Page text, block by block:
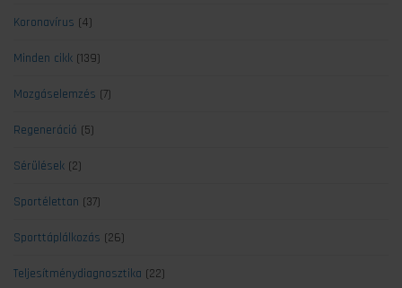
Koronavírus (4)
Minden cikk (139)
Mozgáselemzés (7)
Regeneráció (5)
Sérülések (2)
Sportélettan (37)
Sporttáplálkozás (26)
Teljesítménydiagnosztika (22)